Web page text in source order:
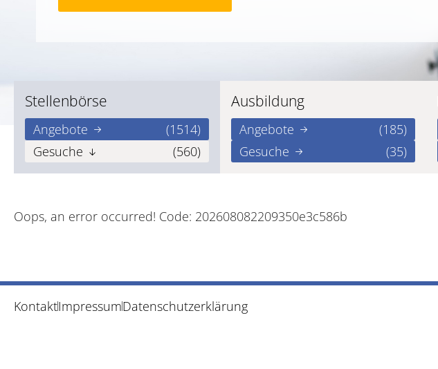
Stellenbörse
Angebote
(1514)
Gesuche
(560)
Ausbildung
Angebote
(185)
Gesuche
(35)
Oops, an error occurred! Code: 202608082209350e3c586b
KontaktImpressumDatenschutzerklärung